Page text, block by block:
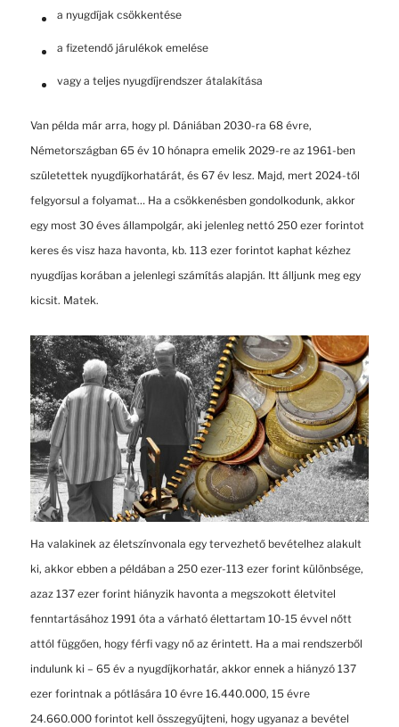
a nyugdíjak csökkentése
a fizetendő járulékok emelése
vagy a teljes nyugdíjrendszer átalakítása
Van példa már arra, hogy pl. Dániában 2030-ra 68 évre,
Németországban 65 év 10 hónapra emelik 2029-re az 1961-ben
születettek nyugdíjkorhatárát, és 67 év lesz. Majd, mert 2024-től
felgyorsul a folyamat… Ha a csökkenésben gondolkodunk, akkor
egy most 30 éves állampolgár, aki jelenleg nettó 250 ezer forintot
keres és visz haza havonta, kb. 113 ezer forintot kaphat kézhez
nyugdíjas korában a jelenlegi számítás alapján. Itt álljunk meg egy
kicsit. Matek.
Ha valakinek az életszínvonala egy tervezhető bevételhez alakult
ki, akkor ebben a példában a 250 ezer-113 ezer forint különbsége,
azaz 137 ezer forint hiányzik havonta a megszokott életvitel
fenntartásához 1991 óta a várható élettartam 10-15 évvel nőtt
attól függően, hogy férfi vagy nő az érintett. Ha a mai rendszerből
indulunk ki – 65 év a nyugdíjkorhatár, akkor ennek a hiányzó 137
ezer forintnak a pótlására 10 évre 16.440.000, 15 évre
24.660.000 forintot kell összegyűjteni, hogy ugyanaz a bevétel